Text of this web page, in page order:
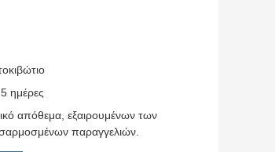
ημέρες
απόθεμα, εξαιρουμένων των
παραγγελιών.